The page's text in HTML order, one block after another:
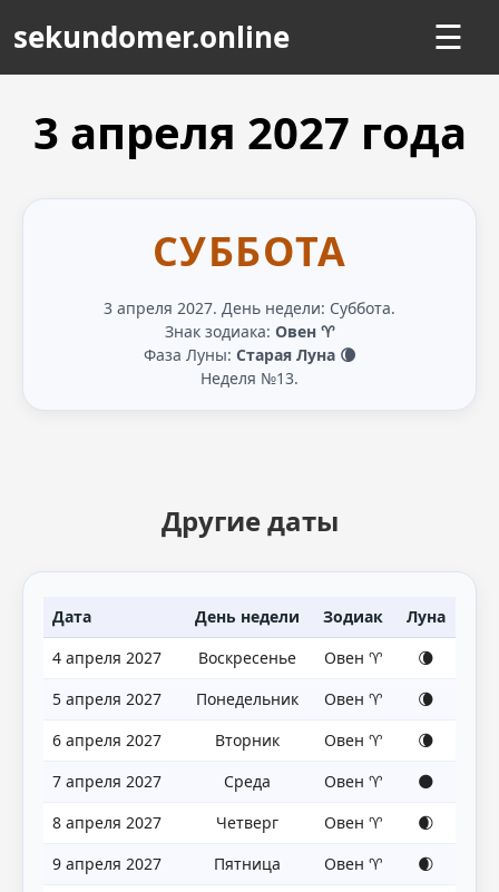
sekundomer.online ☰
3 апреля 2027 года
СУББОТА
3 апреля 2027. День недели: Суббота.
Знак зодиака: Овен ♈
Фаза Луны: Старая Луна 🌘
Неделя №13.
Другие даты
Дата День недели Зодиак
Луна
4 апреля 2027
Воскресенье Овен ♈
🌘
5 апреля 2027
Понедельник Овен ♈
🌘
6 апреля 2027
Вторник Овен ♈
🌘
7 апреля 2027
Среда Овен ♈
🌑
8 апреля 2027
Четверг Овен ♈
🌒
9 апреля 2027
Пятница Овен ♈
🌒